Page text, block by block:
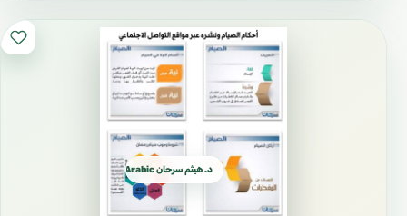
د. هيثم سرحان Arabic العربية